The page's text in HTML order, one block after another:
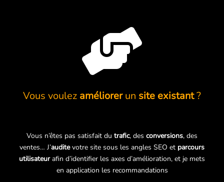

Vous voulez améliorerun site existant?
Vous n’êtes pas satisfait du trafic, des conversions, des
ventes… J’auditevotre site sous les angles SEO et parcours
utilisateurafin d’identifier les axes d’amélioration, et je mets
en application les recommandations